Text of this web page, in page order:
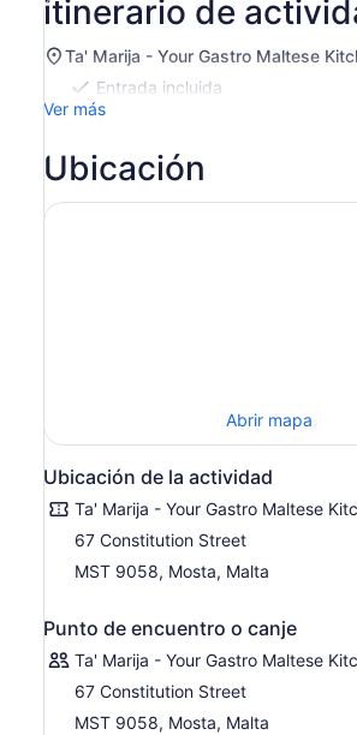
US$ 121.029.
por
adulto
itinerario de
Ta' Marija - Your Gastro Maltese
Entrada incluida
Ver más
Ubicación
Abrir mapa
Ubicación de la actividad
Ta' Marija - Your Gastro Maltese
67 Constitution Street
MST 9058, Mosta, Malta
Punto de encuentro o canje
Ta' Marija - Your Gastro Maltese
67 Constitution Street
MST 9058, Mosta, Malta